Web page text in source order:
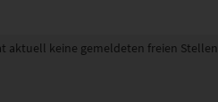
aktuell keine gemeldeten freien